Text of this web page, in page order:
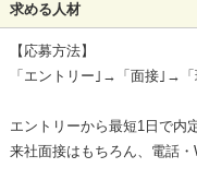
求める人材
【応募方法】
「エントリー｣→「面接｣→
エントリーから最短1日で内
来社面接はもちろん、電話